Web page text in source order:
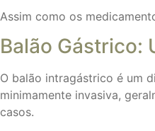
Assim como os
Balão Gástrico:
O balão intragástrico é um
minimamente invasiva,
casos.